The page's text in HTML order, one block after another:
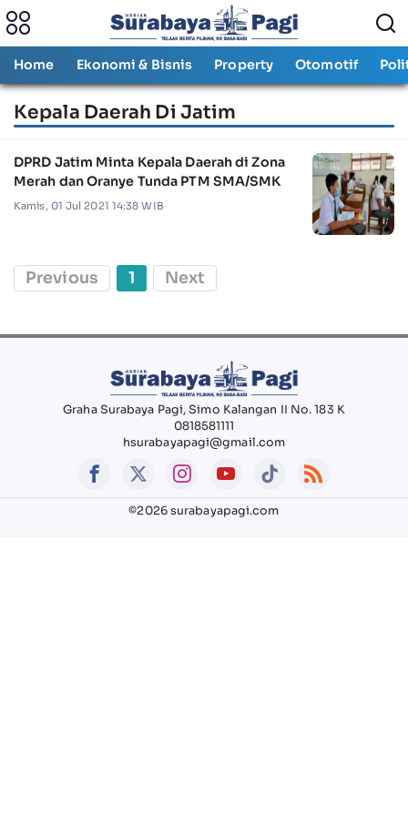
Home Ekonomi & Bisnis Property Otomotif
Kepala Daerah Di Jatim
DPRD Jatim Minta Kepala Daerah di Zona
Merah dan Oranye Tunda PTM SMA/SMK
Kamis, 01 Jul 2021 14:38 WIB
Previous 1 Next
Graha Surabaya Pagi, Simo Kalangan II No. 183 K
0818581111
hsurabayapagi@gmail.com
©2026 surabayapagi.com